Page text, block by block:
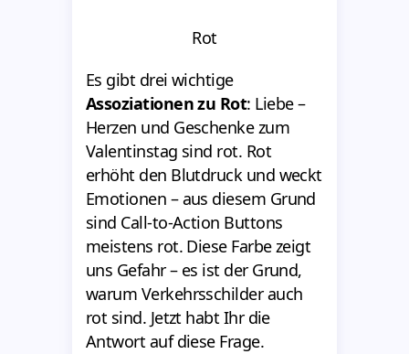
Rot
Es gibt drei wichtige
Assoziationen zu Rot: Liebe –
Herzen und Geschenke zum
Valentinstag sind rot. Rot
erhöht den Blutdruck und weckt
Emotionen – aus diesem Grund
sind Call-to-Action Buttons
meistens rot. Diese Farbe zeigt
uns Gefahr – es ist der Grund,
warum Verkehrsschilder auch
rot sind. Jetzt habt Ihr die
Antwort auf diese Frage.